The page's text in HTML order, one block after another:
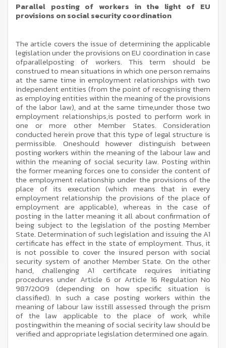
Parallel posting of workers in the light of EU
provisions on social security coordination
The article covers the issue of determining the applicable
legislation under the provisions on EU coordination in case
ofparallelposting of workers. This term should be
construed to mean situations in which one person remains
at the same time in employment relationships with two
independent entities (from the point of recognising them
as employing entities within the meaning of the provisions
of the labor law), and at the same time,under those two
employment relationships,is posted to perform work in
one or more other Member States. Consideration
conducted herein prove that this type of legal structure is
permissible. Oneshould however distinguish between
posting workers within the meaning of the labour law and
within the meaning of social security law. Posting within
the former meaning forces one to consider the content of
the employment relationship under the provisions of the
place of its execution (which means that in every
employment relationship the provisions of the place of
employment are applicable), whereas in the case of
posting in the latter meaning it all about confirmation of
being subject to the legislation of the posting Member
State. Determination of such legislation and issuing the A1
certificate has effect in the state of employment. Thus, it
is not possible to cover the insured person with social
security system of another Member State. On the other
hand, challenging A1 certificate requires initiating
procedures under Article 6 or Article 16 Regulation No
987/2009 (depending on how specific situation is
classified). In such a case posting workers within the
meaning of labour law isstill assessed through the prism
of the law applicable to the place of work, while
postingwithin the meaning of social secirity law should be
verified and appropriate legislation determined one again.